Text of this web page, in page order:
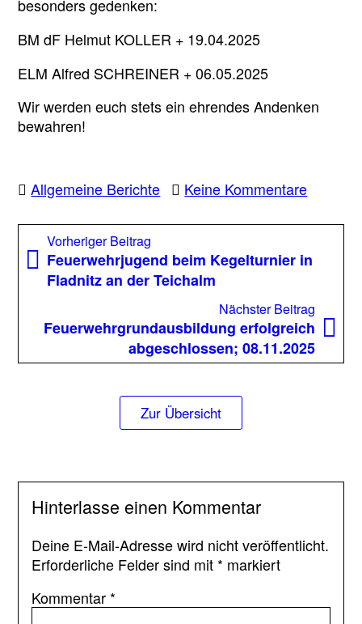
besonders gedenken:
BM dF Helmut KOLLER + 19.04.2025
ELM Alfred SCHREINER + 06.05.2025
Wir werden euch stets ein ehrendes Andenken
bewahren!
Allgemeine Berichte Keine Kommentarezu
unsere
2025
+
Beitragsnavigation
Vorheriger Beitrag
Beitrag:
Feuerwehrjugend beim Kegelturnier in
Fladnitz an der Teichalm
Nächster Beitrag
Feuerwehrgrundausbildung erfolgreich
abgeschlossen; 08.11.2025
Zur Übersicht
Hinterlasse einen Kommentar
Deine E-Mail-Adresse wird nicht veröffentlicht.
Erforderliche Felder sind mit * markiert
Kommentar *